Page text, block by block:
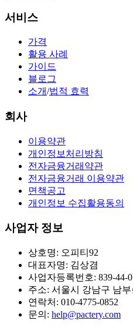
서비스
가격
활용 사례
가이드
블로그
소개/법적 효력
회사
이용약관
개인정보처리방침
전자금융거래약관
전자금융거래 이용약관
면책공고
개인정보 수집활용동의
사업자 정보
상호명: 오피티92
대표자명: 김상겸
사업자등록번호: 839-44-
주소: 서울시 강남구 남부
연락처: 010-4775-0852
문의: help@pactery.com